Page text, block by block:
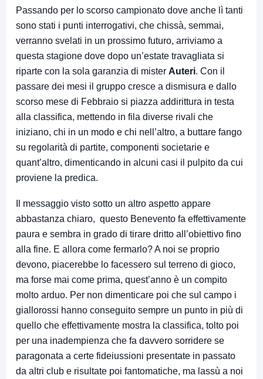
Passando per lo scorso campionato dove anche lì tanti
sono stati i punti interrogativi, che chissà, semmai,
verranno svelati in un prossimo futuro, arriviamo a
questa stagione dove dopo un’estate travagliata si
riparte con la sola garanzia di mister Auteri. Con il
passare dei mesi il gruppo cresce a dismisura e dallo
scorso mese di Febbraio si piazza addirittura in testa
alla classifica, mettendo in fila diverse rivali che
iniziano, chi in un modo e chi nell’altro, a buttare fango
su regolarità di partite, componenti societarie e
quant’altro, dimenticando in alcuni casi il pulpito da cui
proviene la predica.
Il messaggio visto sotto un altro aspetto appare
abbastanza chiaro, questo Benevento fa effettivamente
paura e sembra in grado di tirare dritto all’obiettivo fino
alla fine. E allora come fermarlo? A noi se proprio
devono, piacerebbe lo facessero sul terreno di gioco,
ma forse mai come prima, quest’anno è un compito
molto arduo. Per non dimenticare poi che sul campo i
giallorossi hanno conseguito sempre un punto in più di
quello che effettivamente mostra la classifica, tolto poi
per una inadempienza che fa davvero sorridere se
paragonata a certe fideiussioni presentate in passato
da altri club e risultate poi fantomatiche, ma lassù a noi